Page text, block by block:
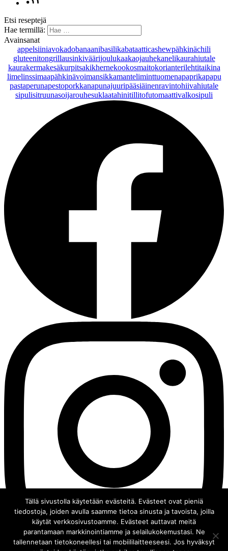
Etsi reseptejä
Hae termillä:
Avainsanat
appelsiiniavokadobanaanibasilikabataatticashewpähkinächili
gluteenitongrillausinkiväärijoulukaakaojauhekanelikaurahiutale
kaurakermakesäkurpitsakikhernekookosmaitokorianterilehtitaikina
limelinssimaapähkinävoimansikkamanteliminttuomenapaprikapapu
pastaperunapestoporkkanapunajuuripääsiäinenravintohiivahiutale
sipulisitruunasoijarouhesuklaatahinitillitofutomaattivalkosipuli
Tällä sivustolla käytetään evästeitä. Evästeet ovat pieniä
tiedostoja, joiden avulla saamme tietoa sinusta ja tavoista, joilla
käytät verkkosivustoamme. Evästeet auttavat meitä
parantamaan markkinointiamme ja selailukokemustasi. Ne
tallennetaan tietokoneellesi tai mobiililaitteeseesi. Jos hyväksyt